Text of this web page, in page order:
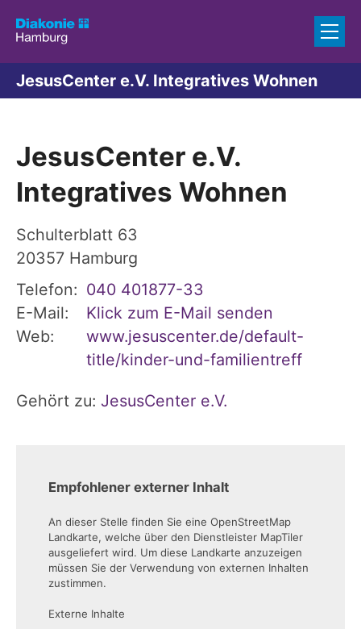
JesusCenter e.V. Integratives Wohnen
JesusCenter e.V.
Integratives Wohnen
Schulterblatt 63
20357 Hamburg
Telefon: 040 401877-33
E-Mail:
Klick zum E-Mail senden
Web:
www.jesuscenter.de/default-
title/kinder-und-familientreff
Gehört zu: JesusCenter e.V.
Empfohlener externer Inhalt
An dieser Stelle finden Sie eine OpenStreetMap
Landkarte, welche über den Dienstleister MapTiler
ausgeliefert wird. Um diese Landkarte anzuzeigen
müssen Sie der Verwendung von externen Inhalten
zustimmen.
Externe Inhalte